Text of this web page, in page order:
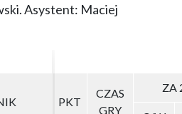
Asystent: Maciej
PKT
CZAS
GRY
ZA
PKT
CZAS
GRY
ZA